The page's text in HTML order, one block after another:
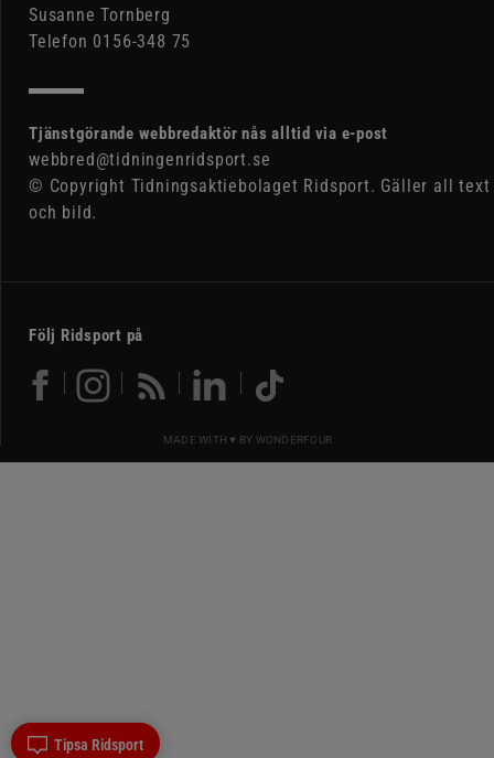
Tipsa Ridsport
Susanne Tornberg
Telefon 0156-348 75
Tjänstgörande webbredaktör nås alltid via e-post
webbred@tidningenridsport.se
© Copyright Tidningsaktiebolaget Ridsport. Gäller all text
och bild.
Följ Ridsport på
MADE WITH ♥ BY WONDERFOUR